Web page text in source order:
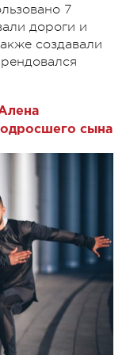
7
дороги и
создавали
сына